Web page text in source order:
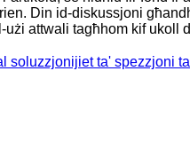
Din id-diskussjoni
użi attwali tagħhom kif ukoll
soluzzjonijiet ta' spezzjoni